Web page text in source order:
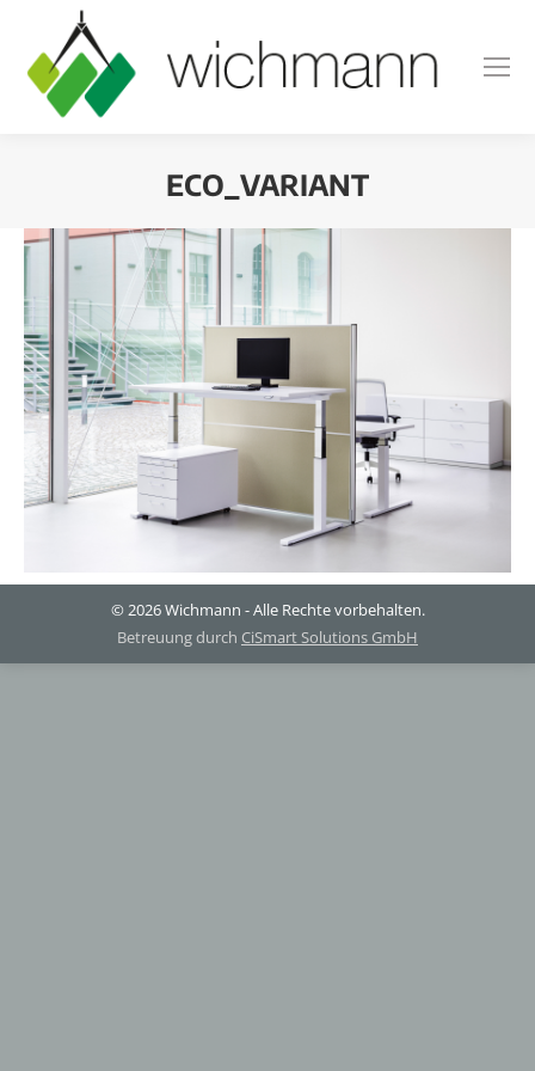
ECO_VARIANT
© 2026 Wichmann - Alle Rechte vorbehalten.
Betreuung durch CiSmart Solutions GmbH